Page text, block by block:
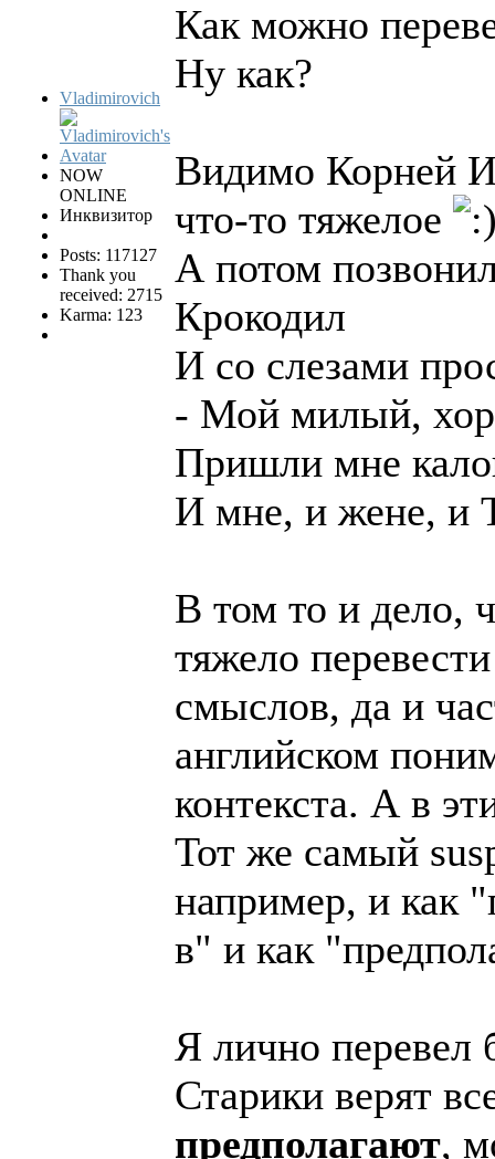
Vladimirovich
NOW
ONLINE
Инквизитор
Posts: 117127
Thank you
received: 2715
Karma: 123
Как можно
Ну как?
Видимо Корней
что-то тяжелое
А потом
Крокодил
И со слезами
- Мой милый,
Пришли мне
И мне, и жене, и
В том то и дело,
тяжело
смыслов, да и
английском
контекста. А в
Тот же самый
например, и как
в" и как
Я лично перевел
Старики верят
предполагают,